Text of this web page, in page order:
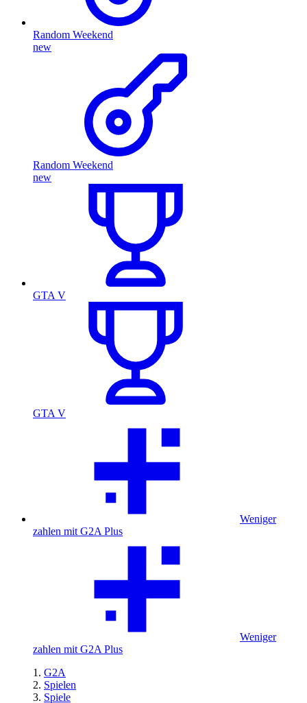
Random Weekend
new
Random Weekend
new
GTA V
GTA V
Weniger
zahlen mit G2A Plus
Weniger
zahlen mit G2A Plus
G2A
Spielen
Spiele